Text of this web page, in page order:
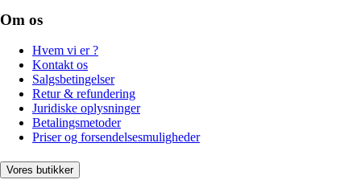
Om os
Hvem vi er ?
Kontakt os
Salgsbetingelser
Retur & refundering
Juridiske oplysninger
Betalingsmetoder
Priser og forsendelsesmuligheder
Vores butikker